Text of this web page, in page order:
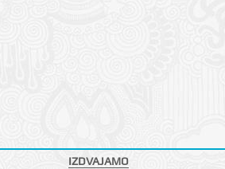
IZDVAJAMO